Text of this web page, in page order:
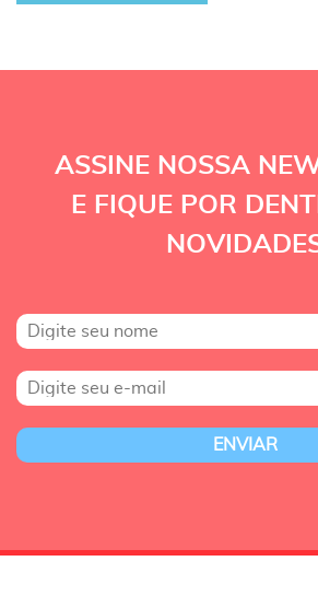
ASSINE NOSSA
E FIQUE POR